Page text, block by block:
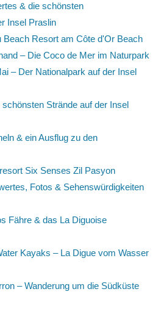
& die schönsten
Insel Praslin
Beach Resort am Côte d'Or Beach
– Die Coco de Mer im Naturpark
– Der Nationalpark auf der Insel
schönsten Strände auf der Insel
& ein Ausflug zu den
Six Senses Zil Pasyon
Fotos & Sehenswürdigkeiten
Fähre & das La Diguoise
Kayaks – La Digue vom Wasser
– Wanderung um die Südküste